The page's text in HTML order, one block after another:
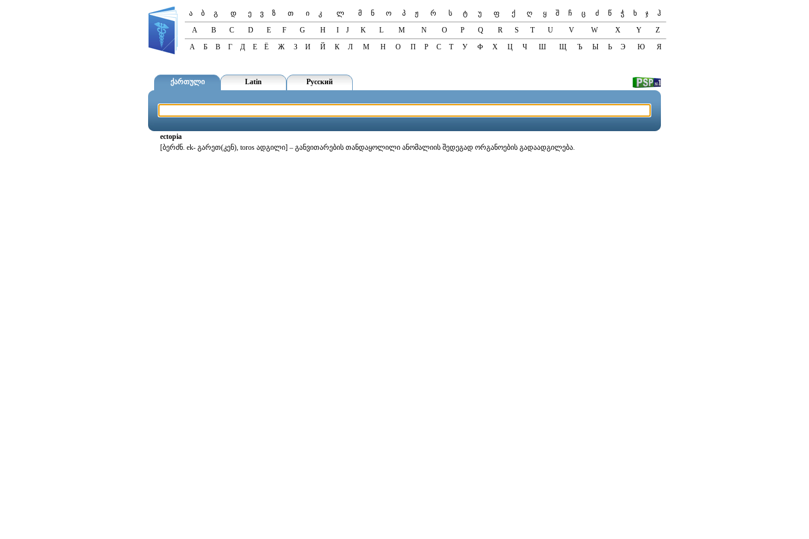
ა ბ გ დ ე ვ ზ თ ი კ ლ მ ნ ო პ ჟ რ ს ტ უ ფ ქ ღ ყ შ ჩ ც ძ წ ჭ ხ ჯ
ჰ
A
B C D E F G H I J K L M N O P Q R S T U V W X Y
Z
А
Б В Г Д Е Ё Ж З И Й К Л М Н О П Р С Т У Ф Х Ц Ч Ш Щ Ъ Ы Ь Э Ю Я
ქართული Latin Русский
ectopia
[ბერძნ. ek- გარეთ(კენ), toros ადგილი] – განვითარების თანდაყოლილი ანომალიის შედეგად ორგანოების გადაადგილება.